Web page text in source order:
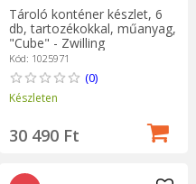
Tároló konténer készlet, 6
db, tartozékokkal, műanyag,
"Cube" - Zwilling
Kód: 1025971
(0)
Készleten
30 490 Ft